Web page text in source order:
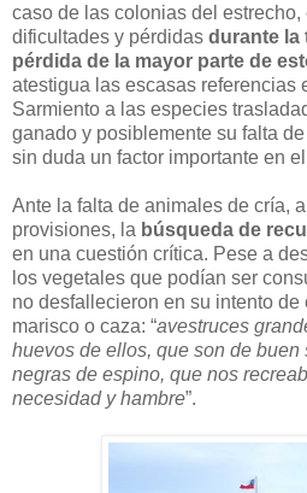
caso de las colonias del estrecho,
dificultades y pérdidas durante la
pérdida de la mayor parte de
atestigua las escasas referencias
Sarmiento a las especies
ganado y posiblemente su falta
sin duda un factor importante en
Ante la falta de animales de cría,
provisiones, la búsqueda de
en una cuestión crítica. Pese a
los vegetales que podían ser
no desfallecieron en su intento de
marisco o caza: “avestruces
huevos de ellos, que son de buen
negras de espino, que nos
necesidad y hambre”.